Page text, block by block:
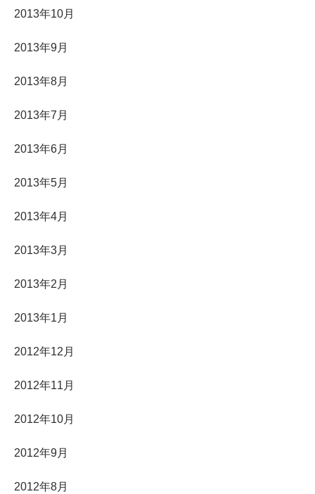
2013年10月
2013年9月
2013年8月
2013年7月
2013年6月
2013年5月
2013年4月
2013年3月
2013年2月
2013年1月
2012年12月
2012年11月
2012年10月
2012年9月
2012年8月